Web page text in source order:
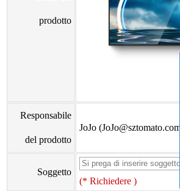
prodotto
Responsabile
del prodotto
JoJo (JoJo@sztomato.com)
Soggetto
(* Richiedere )